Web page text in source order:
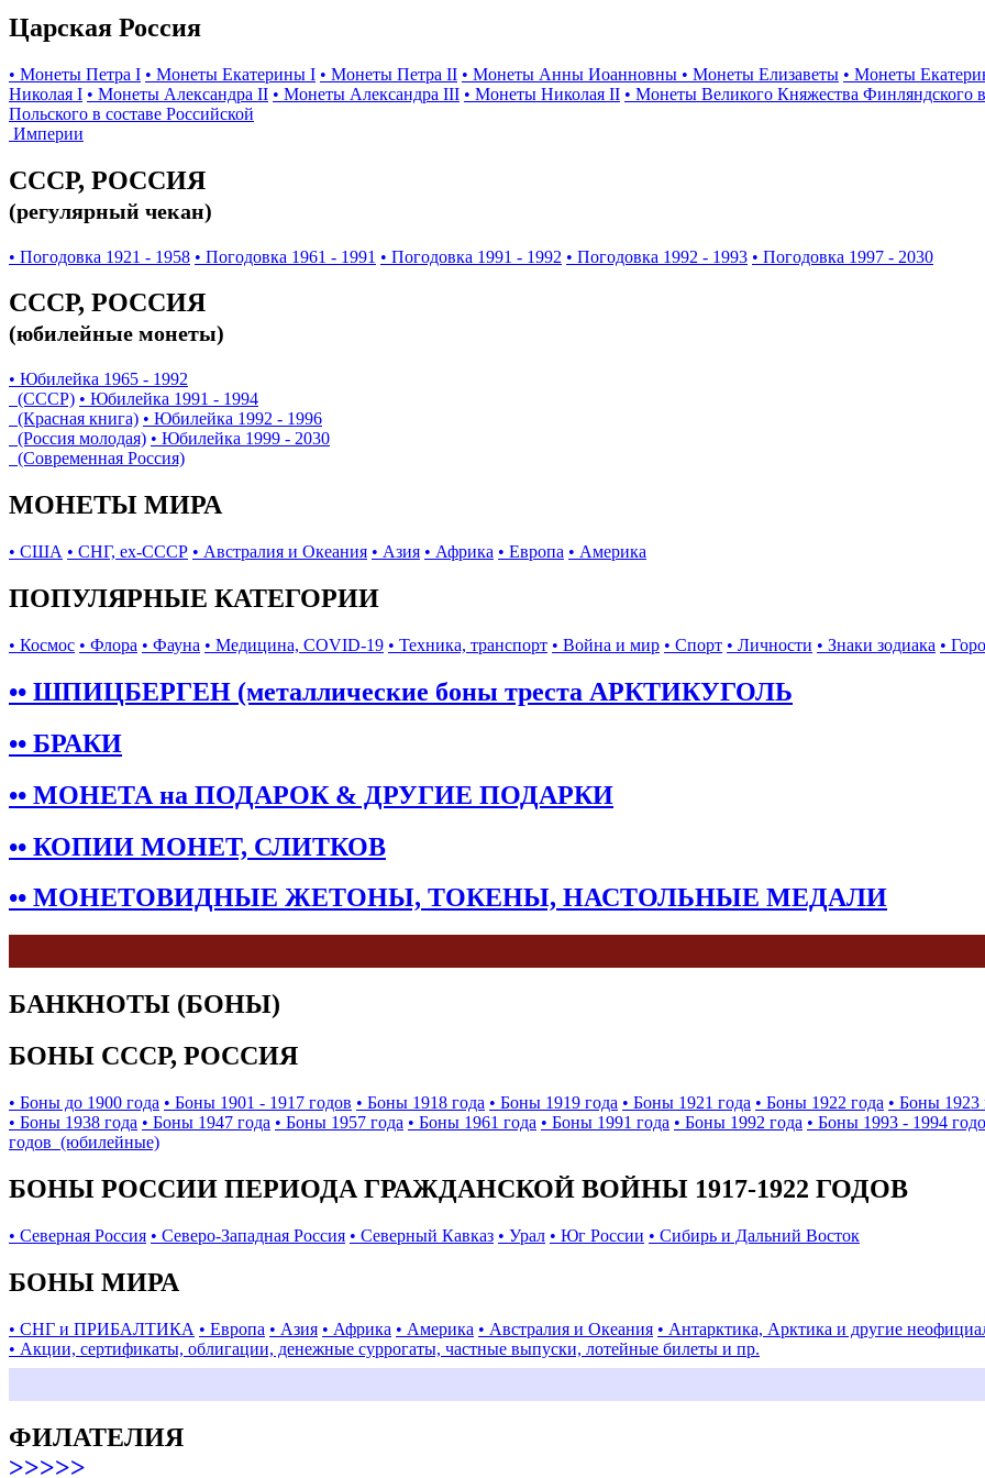
Царская Россия
• Монеты Петра I • Монеты Екатерины I • Монеты Петра II • Монеты Анны Иоанновны • Монеты Елизаветы • Монеты
Николая I • Монеты Александра II • Монеты Александра III • Монеты Николая II • Монеты Великого Княжества Финляндского
Польского в составе Российской
Империи
СССР, РОССИЯ
(регулярный чекан)
• Погодовка 1921 - 1958 • Погодовка 1961 - 1991 • Погодовка 1991 - 1992 • Погодовка 1992 - 1993 • Погодовка 1997 - 2030
СССР, РОССИЯ
(юбилейные монеты)
• Юбилейка 1965 - 1992
(СССР) • Юбилейка 1991 - 1994
(Красная книга) • Юбилейка 1992 - 1996
(Россия молодая) • Юбилейка 1999 - 2030
(Современная Россия)
МОНЕТЫ МИРА
• США • СНГ, ex-СССР • Австралия и Океания • Азия • Африка • Европа • Америка
ПОПУЛЯРНЫЕ КАТЕГОРИИ
• Космос • Флора • Фауна • Медицина, COVID-19 • Техника, транспорт • Война и мир • Спорт • Личности • Знаки зодиака •
•• ШПИЦБЕРГЕН (металлические боны треста АРКТИКУГОЛЬ
•• БРАКИ
•• МОНЕТА на ПОДАРОК & ДРУГИЕ ПОДАРКИ
•• КОПИИ МОНЕТ, СЛИТКОВ
•• МОНЕТОВИДНЫЕ ЖЕТОНЫ, ТОКЕНЫ, НАСТОЛЬНЫЕ МЕДАЛИ
БАНКНОТЫ (БОНЫ)
БОНЫ СССР, РОССИЯ
• Боны до 1900 года • Боны 1901 - 1917 годов • Боны 1918 года • Боны 1919 года • Боны 1921 года • Боны 1922 года • Боны 1923
• Боны 1938 года • Боны 1947 года • Боны 1957 года • Боны 1961 года • Боны 1991 года • Боны 1992 года • Боны 1993 - 1994
годов (юбилейные)
БОНЫ РОССИИ ПЕРИОДА ГРАЖДАНСКОЙ ВОЙНЫ 1917-1922 ГОДОВ
• Северная Россия • Северо-Западная Россия • Северный Кавказ • Урал • Юг России • Сибирь и Дальний Восток
БОНЫ МИРА
• СНГ и ПРИБАЛТИКА • Европа • Азия • Африка • Америка • Австралия и Океания • Антарктика, Арктика и другие
• Акции, сертификаты, облигации, денежные суррогаты, частные выпуски, лотейные билеты и пр.
ФИЛАТЕЛИЯ
>>>>>